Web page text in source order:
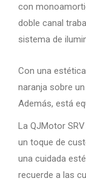
con
doble canal
sistema de
Con una
naranja sobre
Además, está
La QJMotor
un toque de
una cuidada
recuerde a las